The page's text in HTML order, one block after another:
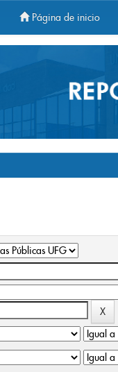
Página de inicio